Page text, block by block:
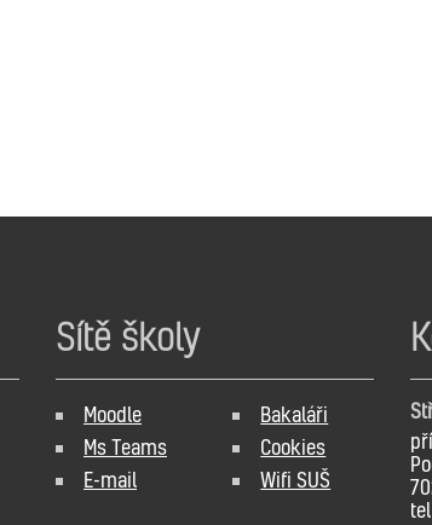
Sítě školy
Moodle
Ms Teams
E-mail
Bakaláři
Cookies
Wifi SUŠ